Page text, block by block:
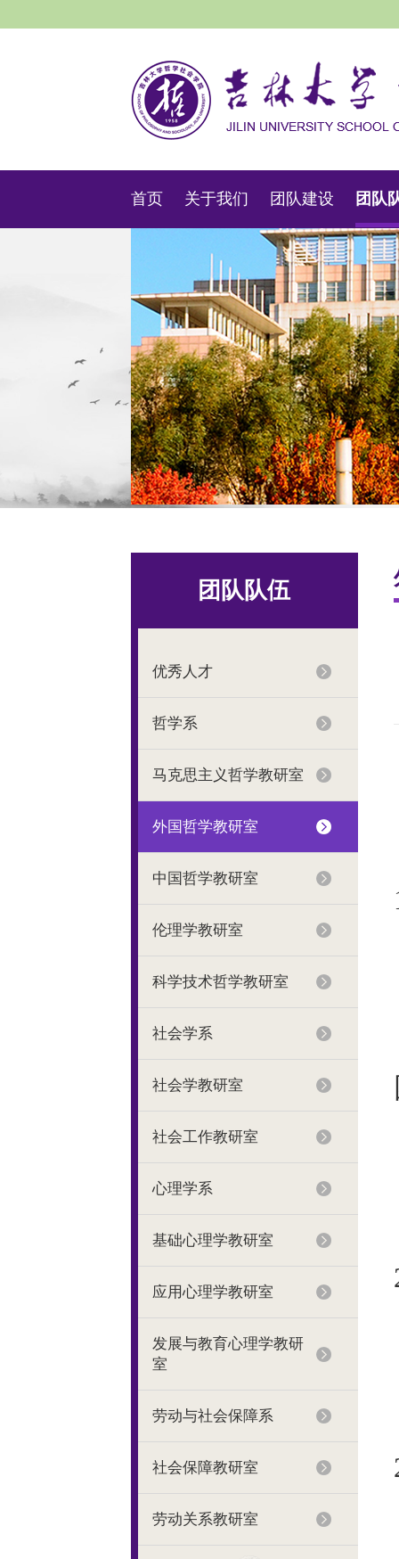
首页 关于我们 团队建设 团队
团队队伍
优秀人才
哲学系
马克思主义哲学教研室
外国哲学教研室
中国哲学教研室
伦理学教研室
科学技术哲学教研室
社会学系
社会学教研室
社会工作教研室
心理学系
基础心理学教研室
应用心理学教研室
发展与教育心理学教研
室
劳动与社会保障系
社会保障教研室
劳动关系教研室